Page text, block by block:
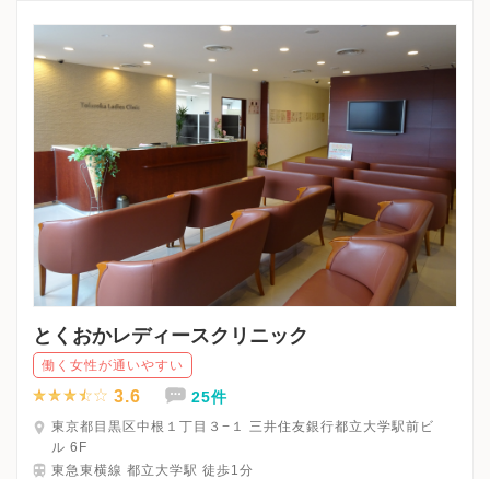
※学会やビル全体の定期メンテナンス（2月第3日曜日、年末年
始）の際には休診させていただくことがございます。
※詳細はクリニックHPを確認、または直接お問い合わせくださ
とくおかレディースクリニック
働く女性が通いやすい
3.6 25件
東京都目黒区中根１丁目３−１ 三井住友銀行都立大学駅前ビ
ル 6F
東急東横線 都立大学駅 徒歩1分